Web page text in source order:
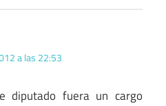
a las 22:53
diputado fuera un cargo